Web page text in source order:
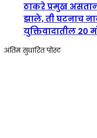
ठाकरे प्रमुख
झाले, ती घटनाच
युक्तिवादातील 20
अंतिम सुधारित पोस्ट